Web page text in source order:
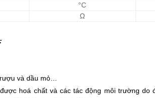
°C
Ω
và dầu mỏ…
hoá chất và các tác động môi trường